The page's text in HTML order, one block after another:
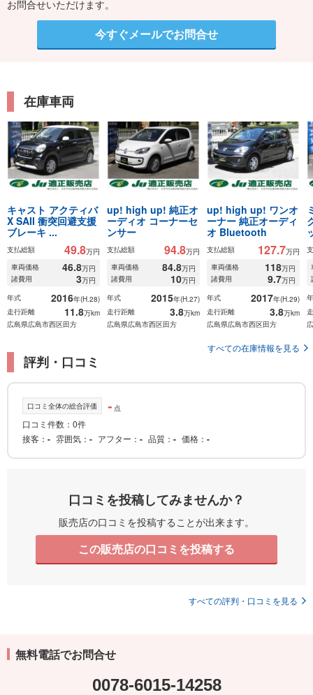
お問合せいただけます。
今すぐメールでお問合せ
在庫車両
キャスト アクティバ
X SAII 衝突回避支援
ブレーキ ...
支払総額 49.8万円
車両価格
46.8万円
諸費用
3万円
年式
2016年(H.28)
走行距離
11.8万km
広島県広島市西区田方
up! high up! 純正オ
ーディオ コーナーセ
ンサー
支払総額 94.8万円
車両価格
84.8万円
諸費用
10万円
年式
2015年(H.27)
走行距離
3.8万km
広島県広島市西区田方
up! high up! ワンオ
ーナー 純正オーディ
オ Bluetooth
支払総額 127.7万円
車両価格
118万円
諸費用
9.7万円
年式
2017年(H.29)
走行距離
3.8万km
広島県広島市西区田方
すべての在庫情報を見る
評判・口コミ
口コミ全体の総合評価 - 点
口コミ件数：0件
接客
- 雰囲気 - アフター - 品質 - 価格 -
口コミを投稿してみませんか？
販売店の口コミを投稿することが出来ます。
この販売店の口コミを投稿する
すべての評判・口コミを見る
無料電話でお問合せ
0078-6015-14258